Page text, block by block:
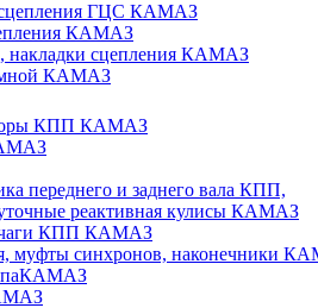
ГЦС КАМАЗ
КАМАЗ
накладки сцепления КАМАЗ
КАМАЗ
КПП КАМАЗ
переднего и заднего вала КПП,
реактивная кулисы КАМАЗ
КПП КАМАЗ
муфты синхронов, наконечники